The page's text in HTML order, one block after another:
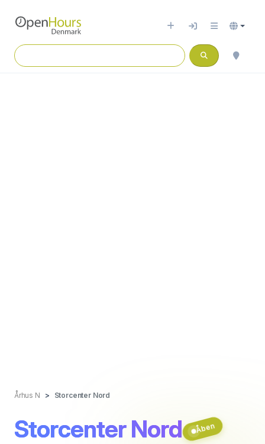
Århus N Storcenter Nord
Storcenter Nord Åben